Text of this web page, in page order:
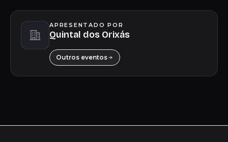
APRESENTADO POR
Quintal dos Orixás
Outros eventos